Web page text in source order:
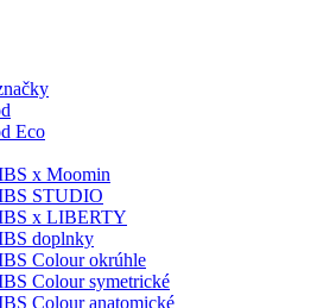
Eco
x Moomin
STUDIO
x LIBERTY
doplnky
Colour okrúhle
Colour symetrické
Colour anatomické